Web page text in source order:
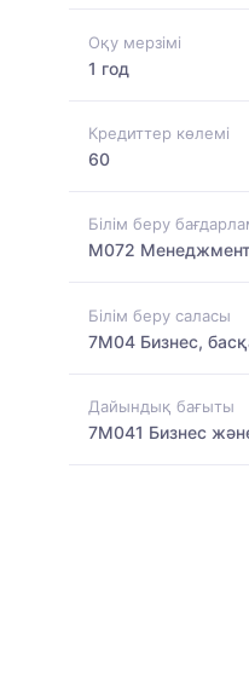
Оқу мерзімі
1 год
Кредиттер көлемі
60
Білім беру
M072 Менеджмент
Білім беру саласы
7M04 Бизнес,
Дайындық бағыты
7M041 Бизнес